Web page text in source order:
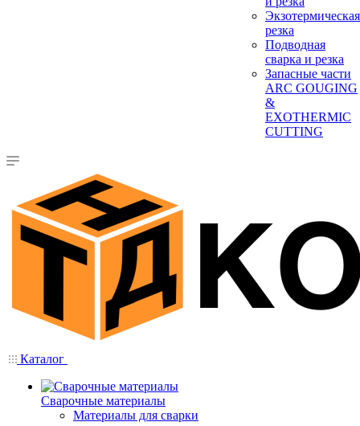
Экзотермическая
резка
Подводная
сварка и резка
Запасные части
ARC GOUGING
&
EXOTHERMIC
CUTTING
Каталог
Сварочные материалы
Материалы для сварки